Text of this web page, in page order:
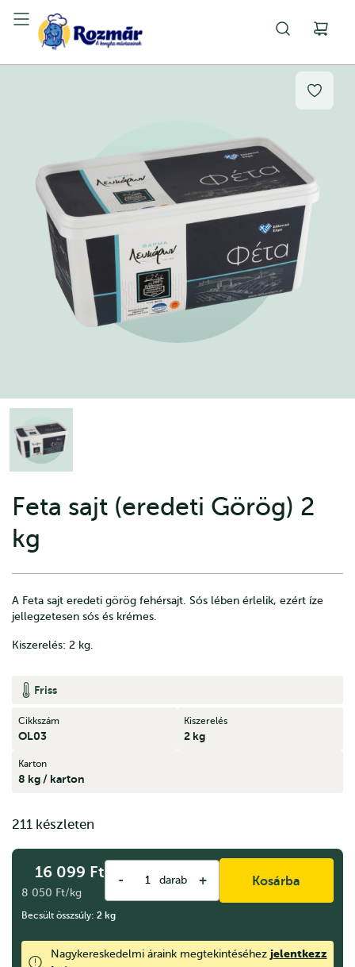
Feta sajt (eredeti Görög) 2
kg
A Feta sajt eredeti görög fehérsajt. Sós lében érlelik, ezért íze
jellegzetesen sós és krémes.
Kiszerelés: 2 kg.
Friss
Cikkszám
OL03
Kiszerelés
2 kg
Karton
8 kg / karton
211 készleten
16 099 Ft
8 050 Ft/kg
- darab + Kosárba
Becsült összsúly: 2 kg
Nagykereskedelmi áraink megtekintéséhez jelentkezz